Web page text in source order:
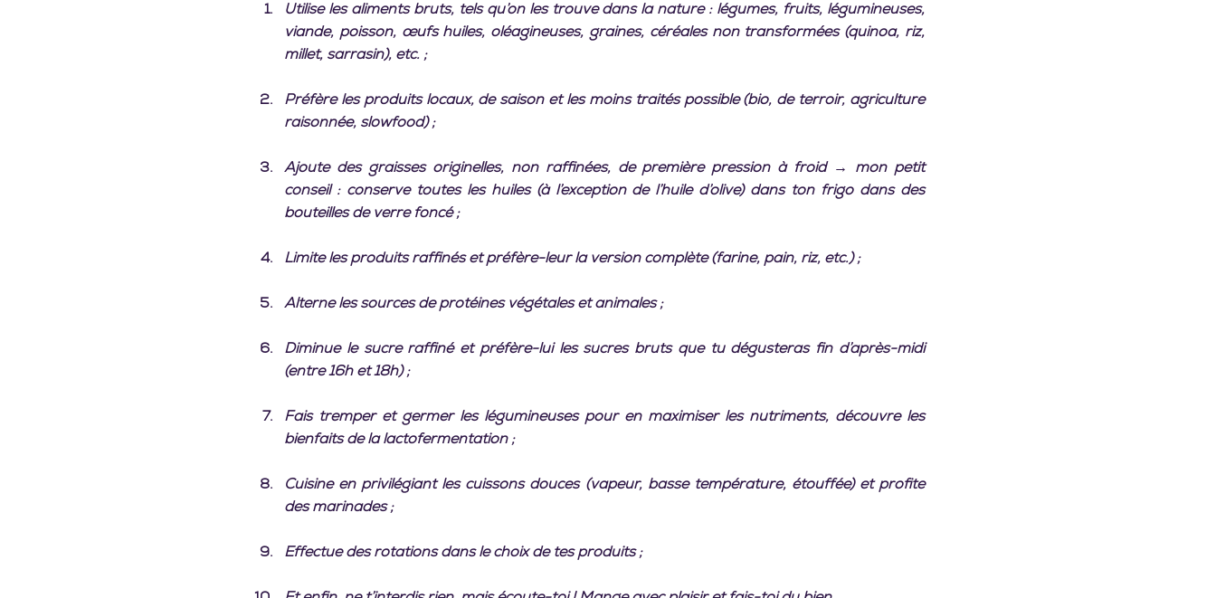
Utilise les aliments bruts, tels qu’on les trouve dans la nature : légumes, fruits, légumineuses,
viande, poisson, œufs huiles, oléagineuses, graines, céréales non transformées (quinoa, riz,
millet, sarrasin), etc. ;
Préfère les produits locaux, de saison et les moins traités possible (bio, de terroir, agriculture
raisonnée, slowfood) ;
Ajoute des graisses originelles, non raffinées, de première pression à froid → mon petit
conseil : conserve toutes les huiles (à l’exception de l’huile d’olive) dans ton frigo dans des
bouteilles de verre foncé ;
Limite les produits raffinés et préfère-leur la version complète (farine, pain, riz, etc.) ;
Alterne les sources de protéines végétales et animales ;
Diminue le sucre raffiné et préfère-lui les sucres bruts que tu dégusteras fin d’après-midi
(entre 16h et 18h) ;
Fais tremper et germer les légumineuses pour en maximiser les nutriments, découvre les
bienfaits de la lactofermentation ;
Cuisine en privilégiant les cuissons douces (vapeur, basse température, étouffée) et profite
des marinades ;
Effectue des rotations dans le choix de tes produits ;